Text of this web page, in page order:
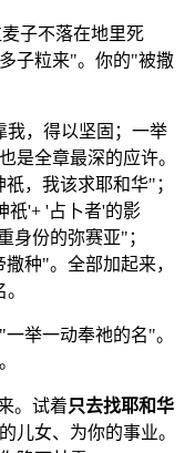
子不落在地里死
子粒来"。你的"被撒
我，得以坚固；一举
是全章最深的应许。
，我该求耶和华"；
祇'+ '占卜者'的影
身份的弥赛亚"；
种"。全部加起来，
举一动奉祂的名"。
。试着只去找耶和华
儿女、为你的事业。